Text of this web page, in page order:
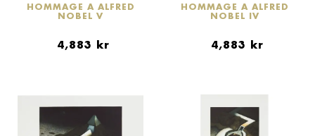
HOMMAGE A ALFRED
NOBEL V
4,883 kr
HOMMAGE A ALFRED
NOBEL IV
4,883 kr